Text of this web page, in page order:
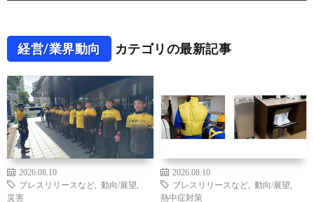
経営/業界動向 カテゴリの最新記事
2026.08.10
プレスリリースなど
動向/展望
災害
2026.08.10
プレスリリースなど
動向/展望
熱中症対策